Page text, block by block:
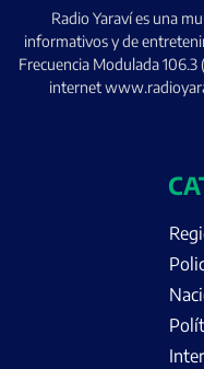
Radio Yaraví es una
informativos y de
Frecuencia Modulada
internet